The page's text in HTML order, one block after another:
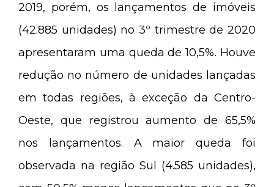
2019, porém, os lançamentos de imóveis
(42.885 unidades) no 3º trimestre de 2020
apresentaram uma queda de 10,5%. Houve
redução no número de unidades lançadas
em todas regiões, à exceção da Centro-
Oeste, que registrou aumento de 65,5%
nos lançamentos. A maior queda foi
observada na região Sul (4.585 unidades),